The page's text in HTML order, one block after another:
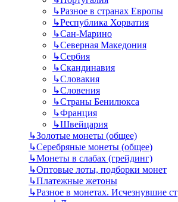
↳Разное в странах Европы
↳Республика Хорватия
↳Сан-Марино
↳Северная Македония
↳Сербия
↳Скандинавия
↳Словакия
↳Словения
↳Страны Бенилюкса
↳Франция
↳Швейцария
↳Золотые монеты (общее)
↳Серебряные монеты (общее)
↳Монеты в слабах (грейдинг)
↳Оптовые лоты, подборки монет
↳Платежные жетоны
↳Разное в монетах. Исчезнувшие